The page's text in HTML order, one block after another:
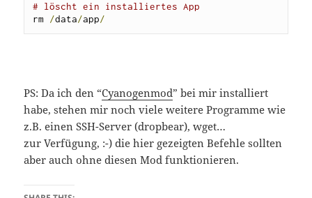
# löscht ein installiertes App
rm /data/app/
PS: Da ich den “Cyanogenmod” bei mir installiert
habe, stehen mir noch viele weitere Programme wie
z.B. einen SSH-Server (dropbear), wget…
zur Verfügung, :-) die hier gezeigten Befehle sollten
aber auch ohne diesen Mod funktionieren.